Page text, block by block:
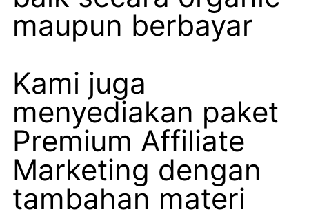
maupun berbayar
Kami juga
menyediakan paket
Premium Affiliate
Marketing dengan
tambahan materi